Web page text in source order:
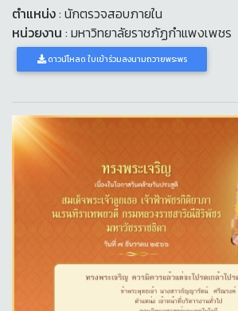
ตำแหน่ง: นักตรวจสอบภายใน
หน่วยงาน : มหาวิทยาลัยราชภัฏกำแพงเพชร
ดาวน์โหลด ใบเข้าร่วมลงนามถวายพระพร